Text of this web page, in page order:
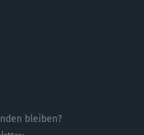
bleiben?